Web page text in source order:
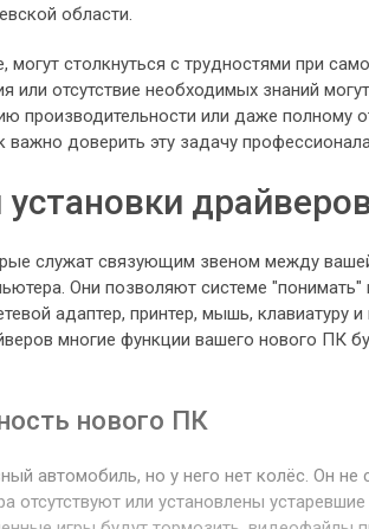
области.
столкнуться с трудностями при
или отсутствие необходимых знаний
производительности или даже полному
доверить эту задачу
служат связующим звеном между
Они позволяют системе "понимать"
адаптер, принтер, мышь, клавиатуру
многие функции вашего нового ПК
нового ПК
автомобиль, но у него нет колёс. Он не
отсутствуют или установлены